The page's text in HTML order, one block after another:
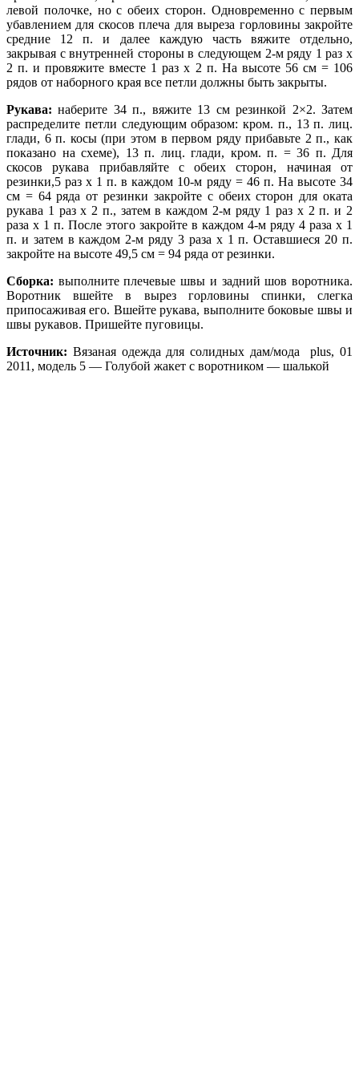
левой полочке, но с обеих сторон. Одновременно с первым
убавлением для скосов плеча для выреза горловины закройте
средние 12 п. и далее каждую часть вяжите отдельно,
закрывая с внутренней стороны в следующем 2-м ряду 1 раз х
2 п. и провяжите вместе 1 раз х 2 п. На высоте 56 см = 106
рядов от наборного края все петли должны быть закрыты.
Рукава: наберите 34 п., вяжите 13 см резинкой 2×2. Затем
распределите петли следующим образом: кром. п., 13 п. лиц.
глади, 6 п. косы (при этом в первом ряду прибавьте 2 п., как
показано на схеме), 13 п. лиц. глади, кром. п. = 36 п. Для
скосов рукава прибавляйте с обеих сторон, начиная от
резинки,5 раз х 1 п. в каждом 10-м ряду = 46 п. На высоте 34
см = 64 ряда от резинки закройте с обеих сторон для оката
рукава 1 раз х 2 п., затем в каждом 2-м ряду 1 раз х 2 п. и 2
раза х 1 п. После этого закройте в каждом 4-м ряду 4 раза х 1
п. и затем в каждом 2-м ряду 3 раза х 1 п. Оставшиеся 20 п.
закройте на высоте 49,5 см = 94 ряда от резинки.
Сборка: выполните плечевые швы и задний шов воротника.
Воротник вшейте в вырез горловины спинки, слегка
припосаживая его. Вшейте рукава, выполните боковые швы и
швы рукавов. Пришейте пуговицы.
Источник: Вязаная одежда для солидных дам/мода plus, 01
2011, модель 5 — Голубой жакет с воротником — шалькой